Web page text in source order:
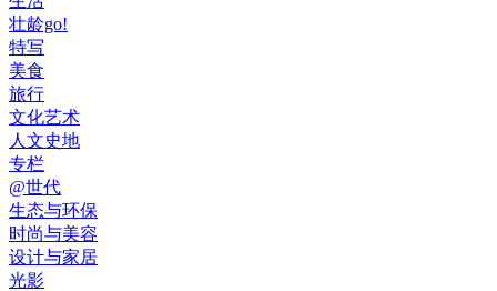
壮龄go!
特写
美食
旅行
文化艺术
人文史地
专栏
@世代
生态与环保
时尚与美容
设计与家居
光影